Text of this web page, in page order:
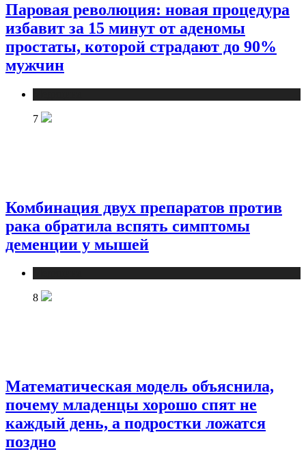
Паровая революция: новая процедура
избавит за 15 минут от аденомы
простаты, которой страдают до 90%
мужчин
7
Комбинация двух препаратов против
рака обратила вспять симптомы
деменции у мышей
8
Математическая модель объяснила,
почему младенцы хорошо спят не
каждый день, а подростки ложатся
поздно